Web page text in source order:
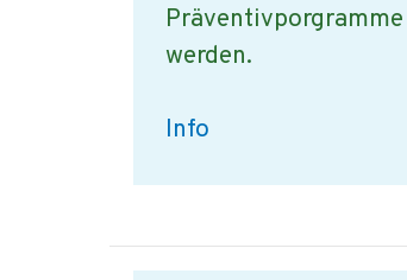
werden.
Info